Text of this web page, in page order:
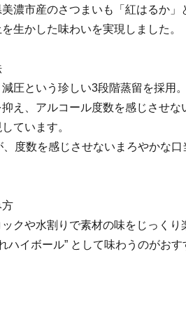
濃市産のさつまいも「紅はるか」
生かした味わいを実現しました。
圧という珍しい3段階蒸留を採用。
え、アルコール度数を感じさせな
ています。
、度数を感じさせないまろやかな
方
ックや水割りで素材の味をじっく
ハイボール” として味わうのがおす